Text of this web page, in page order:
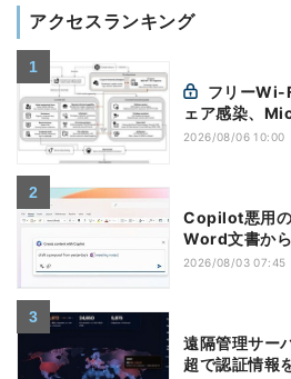
アクセスランキング
ェア感染、
2026/08/06 10:00
Copilot悪用の
Word文書か
2026/08/03 07:45
遠隔管理サー
超で認証情報